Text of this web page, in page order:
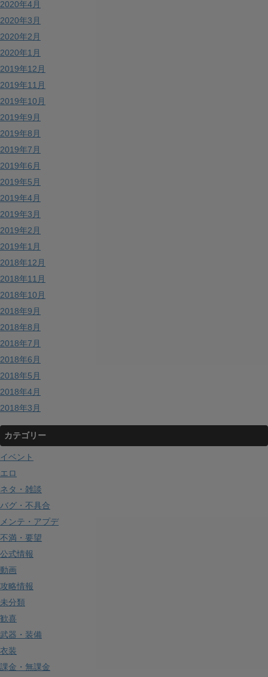
2020年4月
2020年3月
2020年2月
2020年1月
2019年12月
2019年11月
2019年10月
2019年9月
2019年8月
2019年7月
2019年6月
2019年5月
2019年4月
2019年3月
2019年2月
2019年1月
2018年12月
2018年11月
2018年10月
2018年9月
2018年8月
2018年7月
2018年6月
2018年5月
2018年4月
2018年3月
カテゴリー
イベント
エロ
ネタ・雑談
バグ・不具合
メンテ・アプデ
不満・要望
公式情報
動画
攻略情報
未分類
歓喜
武器・装備
衣装
課金・無課金